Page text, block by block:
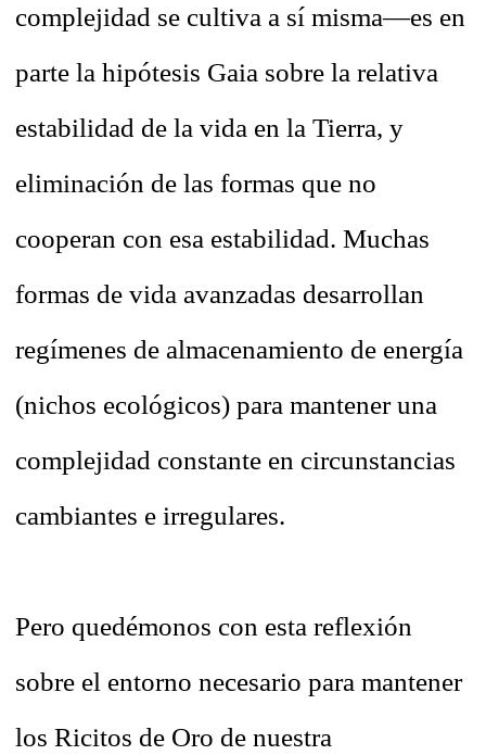
complejidad se cultiva a sí misma—es en
parte la hipótesis Gaia sobre la relativa
estabilidad de la vida en la Tierra, y
eliminación de las formas que no
cooperan con esa estabilidad. Muchas
formas de vida avanzadas desarrollan
regímenes de almacenamiento de energía
(nichos ecológicos) para mantener una
complejidad constante en circunstancias
cambiantes e irregulares.
Pero quedémonos con esta reflexión
sobre el entorno necesario para mantener
los Ricitos de Oro de nuestra